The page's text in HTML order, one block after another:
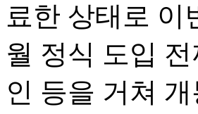
료한 상태로 이
월 정식 도입
인 등을 거쳐